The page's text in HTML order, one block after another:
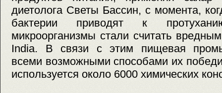
диетолога Светы Бассин, с момента,
бактерии приводят к
микроорганизмы стали считать
India. В связи с этим пищевая
всеми возможными способами их
используется около 6000 химических